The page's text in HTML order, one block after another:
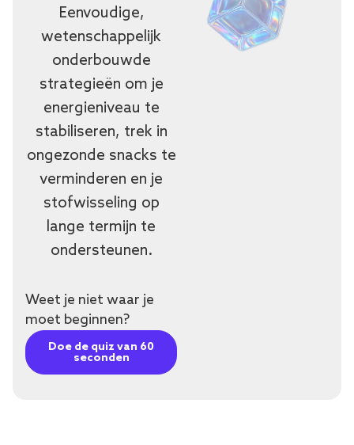
Eenvoudige,
wetenschappelijk
onderbouwde
strategieën om je
energieniveau te
stabiliseren, trek in
ongezonde snacks te
verminderen en je
stofwisseling op
lange termijn te
ondersteunen.
Weet je niet waar je
moet beginnen?
Doe de quiz van 60
seconden